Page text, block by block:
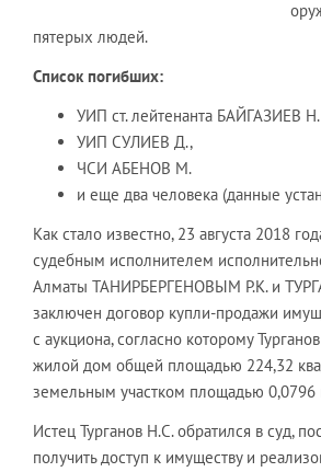
пятерых людей.
Список погибших:
УИП ст. лейтенанта БАЙГАЗИЕВ
УИП СУЛИЕВ Д.,
ЧСИ АБЕНОВ М.
и еще два человека (данные
Как стало известно, 23 августа 2018
судебным исполнителем
Алматы ТАНИРБЕРГЕНОВЫМ Р.К. и
заключен договор купли-продажи
с аукциона, согласно которому
жилой дом общей площадью 224,32
земельным участком площадью 0,0796
Истец Турганов Н.С. обратился в суд,
получить доступ к имуществу и